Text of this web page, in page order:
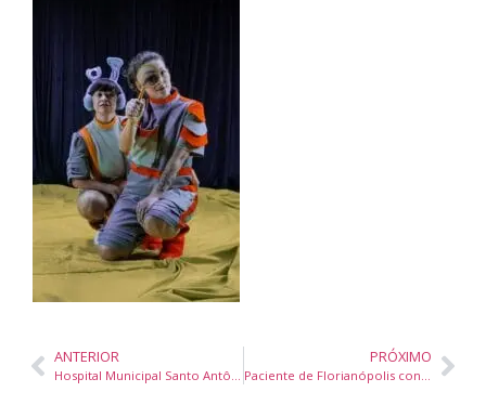
ANTERIOR
Hospital Municipal Santo Antônio de Itapema recebe Alvará Sanitário e reforça segurança nos serviços de saúde
PRÓXIMO
Paciente de Florianópolis conquista na Justiça direito ao cultivo de cannabis medicinal